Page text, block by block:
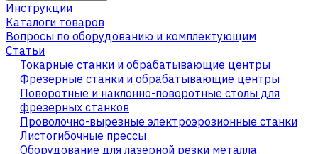
Инструкции
Каталоги товаров
Вопросы по оборудованию и комплектующим
Статьи
Токарные станки и обрабатывающие центры
Фрезерные станки и обрабатывающие центры
Поворотные и наклонно-поворотные столы для
фрезерных станков
Проволочно-вырезные электроэрозионные станки
Листогибочные прессы
Оборудование для лазерной резки металла